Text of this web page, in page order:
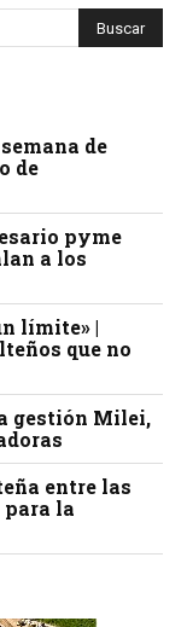
de
de
pyme
a los
límite» |
que no
gestión Milei,
entre las
para la